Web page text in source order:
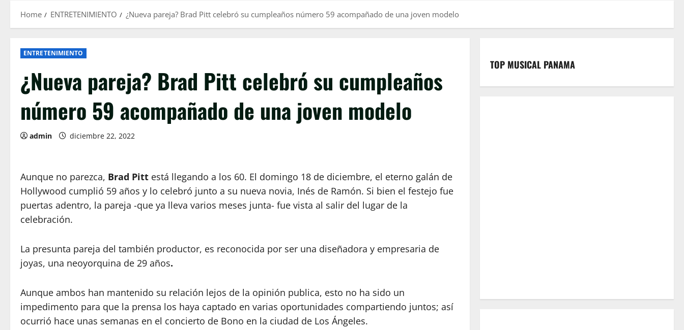
Home ENTRETENIMIENTO ¿Nueva pareja? Brad Pitt celebró su cumpleaños número 59 acompañado de una joven modelo
ENTRETENIMIENTO
¿Nueva pareja? Brad Pitt celebró su cumpleaños
número 59 acompañado de una joven modelo
admin diciembre 22, 2022
Aunque no parezca, Brad Pitt está llegando a los 60. El domingo 18 de diciembre, el eterno galán de
Hollywood cumplió 59 años y lo celebró junto a su nueva novia, Inés de Ramón. Si bien el festejo fue
puertas adentro, la pareja -que ya lleva varios meses junta- fue vista al salir del lugar de la
celebración.
La presunta pareja del también productor, es reconocida por ser una diseñadora y empresaria de
joyas, una neoyorquina de 29 años.
Aunque ambos han mantenido su relación lejos de la opinión publica, esto no ha sido un
impedimento para que la prensa los haya captado en varias oportunidades compartiendo juntos; así
ocurrió hace unas semanas en el concierto de Bono en la ciudad de Los Ángeles.
TOP MUSICAL PANAMA